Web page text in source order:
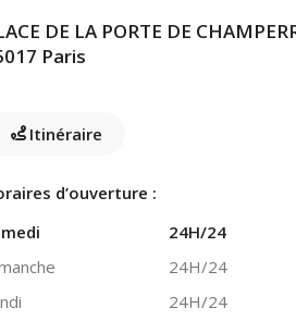
DE LA PORTE DE
Paris
Itinéraire
d’ouverture :
24H/24
24H/24
24H/24